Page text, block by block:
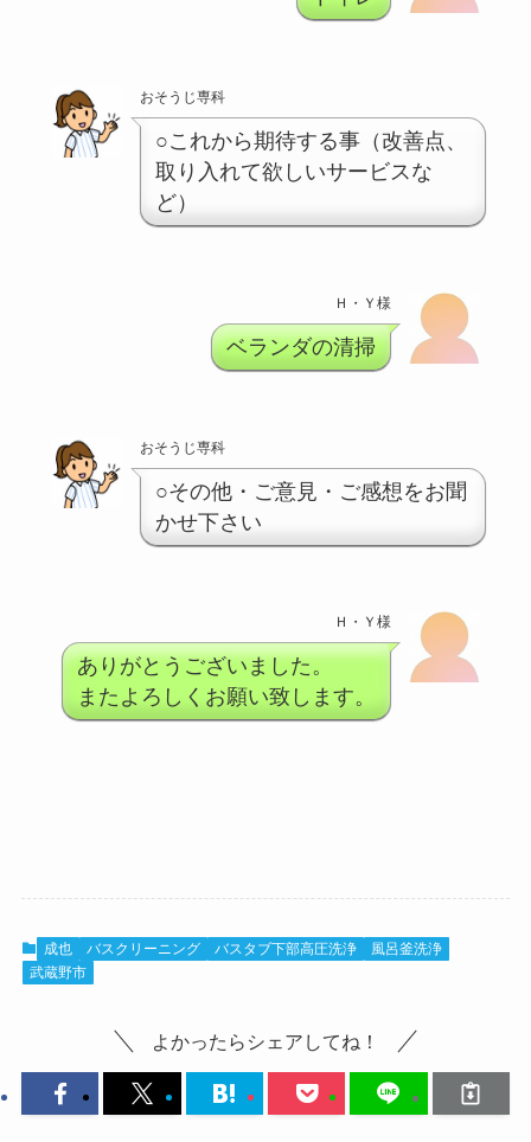
おそうじ専科
○これから期待する事（改善点、
取り入れて欲しいサービスな
ど）
Ｈ・Ｙ様
ベランダの清掃
おそうじ専科
○その他・ご意見・ご感想をお聞
かせ下さい
Ｈ・Ｙ様
ありがとうございました。
またよろしくお願い致します。
成也 バスクリーニング バスタブ下部高圧洗浄
風呂釜洗浄
武蔵野市
よかったらシェアしてね！